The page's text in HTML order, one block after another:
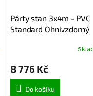
Párty stan 3x4m - PVC
Standard Ohnivzdorný
8 776 Kč
Do košíku